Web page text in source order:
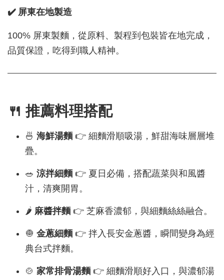
✔️ 屏東在地製造
100% 屏東製麵，從原料、製程到包裝皆在地完成，
品質保證，吃得到職人精神。
🍴 推薦料理搭配
🍜 海鮮湯麵 👉 細麵滑順吸湯，鮮甜海味層層堆
疊。
🥗 涼拌細麵 👉 夏日必備，搭配蔬菜與和風醬
汁，清爽開胃。
🌶 麻醬拌麵 👉 芝麻香濃郁，與細麵絲絲融合。
🧅 金蔥細麵 👉 拌入長安金蔥醬，瞬間變身為經
典台式拌麵。
🍲 家常排骨湯麵 👉 細麵滑順好入口，與濃郁湯